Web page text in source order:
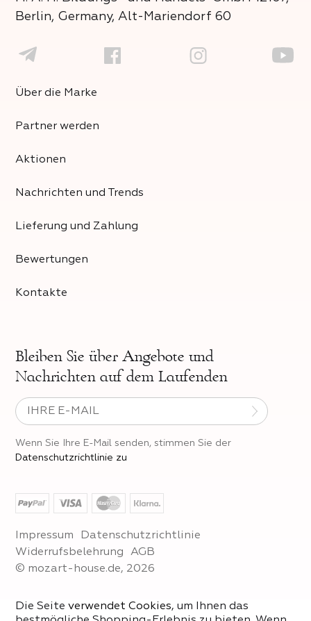
Berlin, Germany, Alt-Mariendorf 60
Über die Marke
Partner werden
Aktionen
Nachrichten und Trends
Lieferung und Zahlung
Bewertungen
Kontakte
Bleiben Sie über Angebote und
Nachrichten auf dem Laufenden
Wenn Sie Ihre E-Mail senden, stimmen Sie der
Datenschutzrichtlinie zu
© mozart-house.de, 2026
Impressum
Datenschutzrichtlinie
Widerrufsbelehrung
AGB
Die Seite verwendet Cookies, um Ihnen das